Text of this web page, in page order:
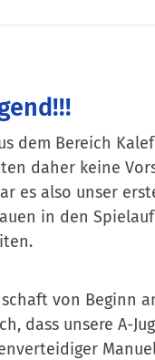
dem Bereich
daher keine
es also unser
in den
von Beginn
dass unsere A-